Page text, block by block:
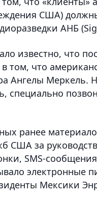
США)
АНБ
известно, что
том, что
Ангелы Меркель.
специально
ранее
США за
SMS-
электронные
Мексики